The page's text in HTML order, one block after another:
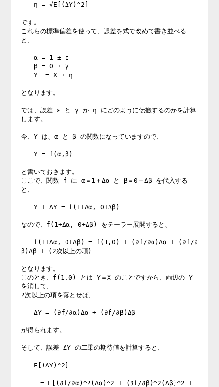
η = √E[(ΔY)^2]
です。
これらの標準偏差を使って、誤差を式で改めて書き並べる
と、
α = 1 ± ε
β = 0 ± γ
Y  = X ± η
となります。
では、誤差 ε と γ が η にどのように伝搬するのかを計算
します。
今、Y は、α と β の関数になっていますので、
Y = f(α,β)
と書いておきます。
ここで、関数 f に α＝1＋Δα と β＝0＋Δβ を代入する
と、
Y + ΔY = f(1+Δα, 0+Δβ)
なので、f(1+Δα, 0+Δβ) をテーラー展開すると、
f(1+Δα, 0+Δβ) = f(1,0) + (∂f/∂α)Δα + (∂f/∂
β)Δβ + (2次以上の項)
となります。
このとき、f(1,0) とは Y＝X のことですから、両辺の Y
を消して、
2次以上の項を落とせば、
ΔY = (∂f/∂α)Δα + (∂f/∂β)Δβ
が得られます。
そして、誤差 ΔY の二乗の期待値を計算すると、
E[(ΔY)^2]
= E[(∂f/∂α)^2(Δα)^2 + (∂f/∂β)^2(Δβ)^2 +